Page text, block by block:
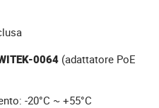
0064 (adattatore PoE
-20°C ~ +55°C